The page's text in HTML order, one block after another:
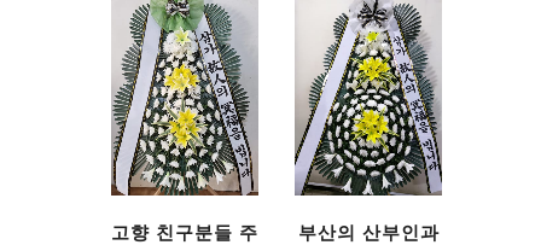
고향 친구분들 주
부산의 산부인과